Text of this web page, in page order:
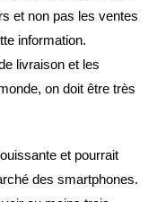
et non pas les ventes
information.
livraison et les
on doit être très
et pourrait
des smartphones.